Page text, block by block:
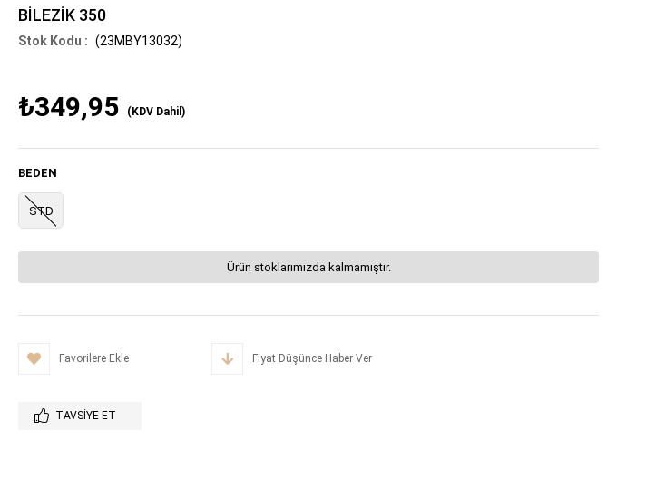
BİLEZİK 350
(23MBY13032)
₺349,95 (KDV Dahil)
BEDEN
STD
Ürün stoklarımızda kalmamıştır.
Favorilere Ekle Fiyat Düşünce Haber Ver
TAVSIYE ET